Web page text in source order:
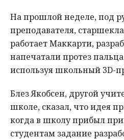
На прошлой неделе, под
преподавателя,
работает Маккарти,
напечатали протез
используя школьный 3D-
Блез Якобсен, другой
школе, сказал, что идея
когда в школу прибыл
студентам задание